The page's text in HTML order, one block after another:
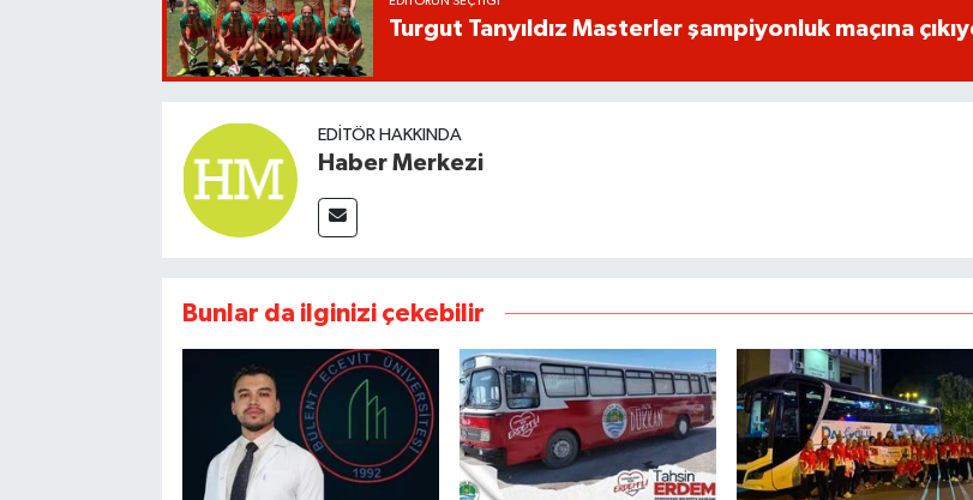
Turgut Tanyıldız Masterler şampiyonluk maçına
EDITÖR HAKKINDA
Haber Merkezi
Bunlar da ilginizi çekebilir